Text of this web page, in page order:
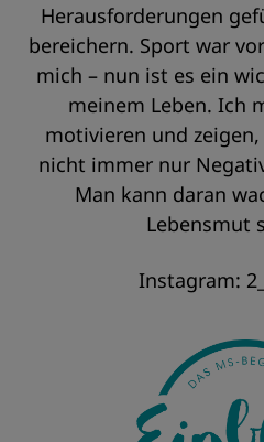
Herausforderungen
bereichern. Sport war
mich – nun ist es ein
meinem Leben. Ich
motivieren und
nicht immer nur
Man kann daran
Lebensmut
Instagram: